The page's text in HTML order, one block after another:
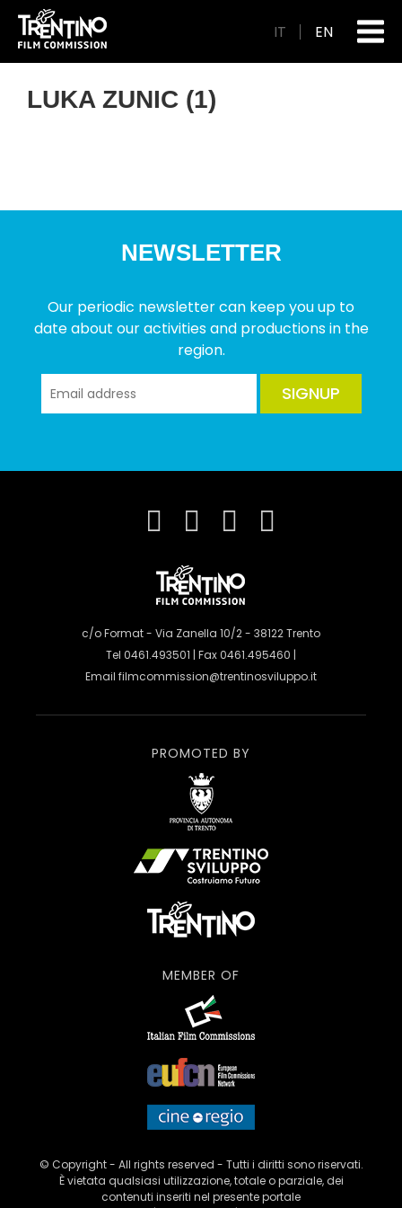
IT EN
LUKA ZUNIC (1)
NEWSLETTER
Our periodic newsletter can keep you up to
date about our activities and productions in the
region.
SIGNUP
c/o Format - Via Zanella 10/2 - 38122 Trento
Tel 0461.493501 | Fax 0461.495460 |
Email filmcommission@trentinosviluppo.it
PROMOTED BY
MEMBER OF
© Copyright - All rights reserved - Tutti i diritti sono riservati.
È vietata qualsiasi utilizzazione, totale o parziale, dei
contenuti inseriti nel presente portale